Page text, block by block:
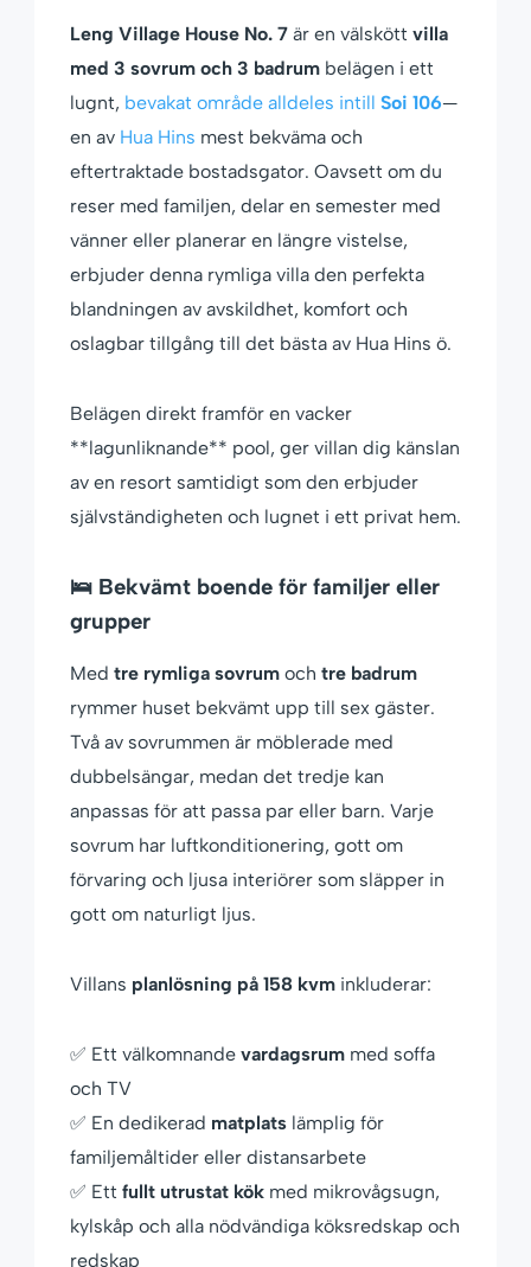
Leng Village House No. 7 är en välskött villa
med 3 sovrum och 3 badrum belägen i ett
lugnt, bevakat område alldeles intill Soi 106—
en av Hua Hins mest bekväma och
eftertraktade bostadsgator. Oavsett om du
reser med familjen, delar en semester med
vänner eller planerar en längre vistelse,
erbjuder denna rymliga villa den perfekta
blandningen av avskildhet, komfort och
oslagbar tillgång till det bästa av Hua Hins ö.
Belägen direkt framför en vacker
**lagunliknande** pool, ger villan dig känslan
av en resort samtidigt som den erbjuder
självständigheten och lugnet i ett privat hem.
🛌 Bekvämt boende för familjer eller
grupper
Med tre rymliga sovrum och tre badrum
rymmer huset bekvämt upp till sex gäster.
Två av sovrummen är möblerade med
dubbelsängar, medan det tredje kan
anpassas för att passa par eller barn. Varje
sovrum har luftkonditionering, gott om
förvaring och ljusa interiörer som släpper in
gott om naturligt ljus.
Villans planlösning på 158 kvm inkluderar:
✅ Ett välkomnande vardagsrum med soffa
och TV
✅ En dedikerad matplats lämplig för
familjemåltider eller distansarbete
✅ Ett fullt utrustat kök med mikrovågsugn,
kylskåp och alla nödvändiga köksredskap och
redskap